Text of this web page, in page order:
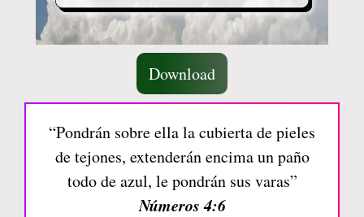
Download
“Pondrán sobre ella la cubierta de pieles
de tejones, extenderán encima un paño
todo de azul, le pondrán sus varas”
Números 4:6